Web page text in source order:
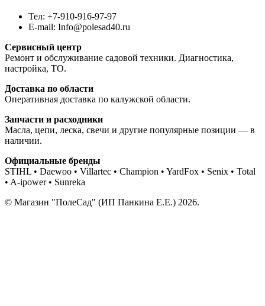
Тел: +7-910-916-97-97
E-mail: Info@polesad40.ru
Сервисный центр
Ремонт и обслуживание садовой техники. Диагностика,
настройка, ТО.
Доставка по области
Оперативная доставка по калужской области.
Запчасти и расходники
Масла, цепи, леска, свечи и другие популярные позиции — в
наличии.
Официальные бренды
STIHL • Daewoo • Villartec • Champion • YardFox • Senix • Total
• A-ipower • Sunreka
© Магазин "ПолеСад" (ИП Панкина Е.Е.) 2026.